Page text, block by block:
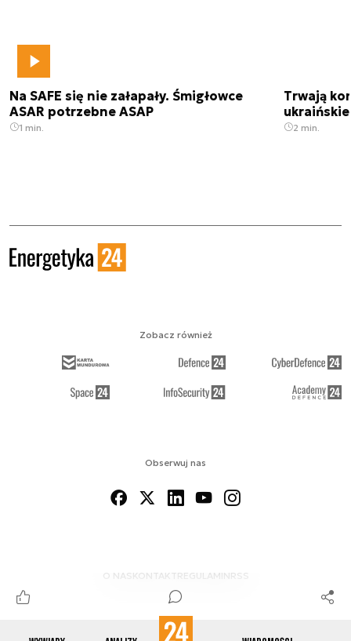
Na SAFE się nie załapały. Śmigłowce
ASAR potrzebne ASAP
1 min.
Trwają
2 min.
Obserwuj nas
O NAS KONTAKTREGULAMINRSS
Zobacz również